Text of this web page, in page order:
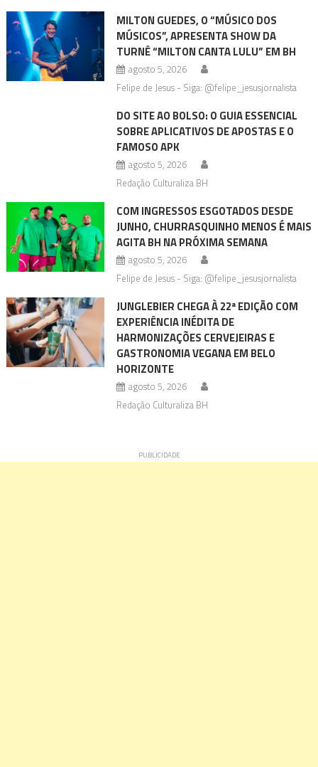
MILTON GUEDES, O “MÚSICO DOS
MÚSICOS”, APRESENTA SHOW DA
TURNÊ “MILTON CANTA LULU” EM BH
agosto 5, 2026
Felipe de Jesus - Siga: @felipe_jesusjornalista
DO SITE AO BOLSO: O GUIA ESSENCIAL
SOBRE APLICATIVOS DE APOSTAS E O
FAMOSO APK
agosto 5, 2026
Redação Culturaliza BH
COM INGRESSOS ESGOTADOS DESDE
JUNHO, CHURRASQUINHO MENOS É MAIS
AGITA BH NA PRÓXIMA SEMANA
agosto 5, 2026
Felipe de Jesus - Siga: @felipe_jesusjornalista
JUNGLEBIER CHEGA À 22ª EDIÇÃO COM
EXPERIÊNCIA INÉDITA DE
HARMONIZAÇÕES CERVEJEIRAS E
GASTRONOMIA VEGANA EM BELO
HORIZONTE
agosto 5, 2026
Redação Culturaliza BH